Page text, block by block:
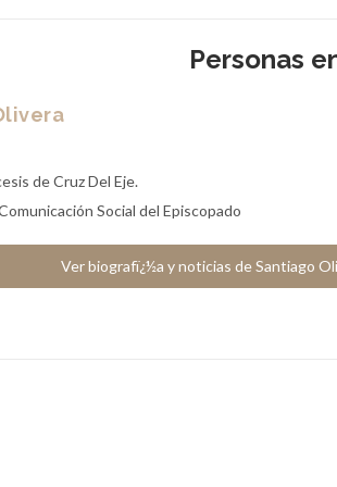
Personas
de Cruz Del Eje.
Social del Episcopado
Ver biografï¿½a y noticias de Santiago